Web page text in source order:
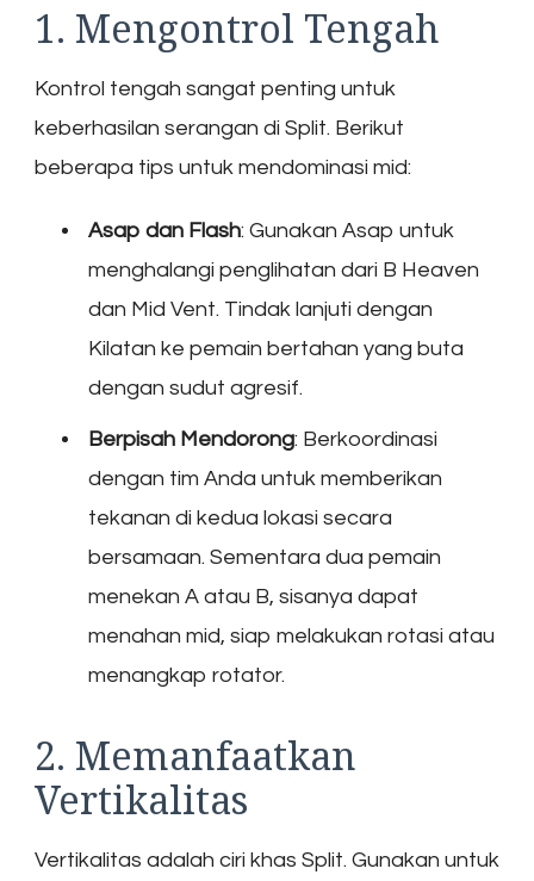
1. Mengontrol Tengah
Kontrol tengah sangat penting untuk
keberhasilan serangan di Split. Berikut
beberapa tips untuk mendominasi mid:
Asap dan Flash: Gunakan Asap untuk
menghalangi penglihatan dari B Heaven
dan Mid Vent. Tindak lanjuti dengan
Kilatan ke pemain bertahan yang buta
dengan sudut agresif.
Berpisah Mendorong: Berkoordinasi
dengan tim Anda untuk memberikan
tekanan di kedua lokasi secara
bersamaan. Sementara dua pemain
menekan A atau B, sisanya dapat
menahan mid, siap melakukan rotasi atau
menangkap rotator.
2. Memanfaatkan
Vertikalitas
Vertikalitas adalah ciri khas Split. Gunakan untuk